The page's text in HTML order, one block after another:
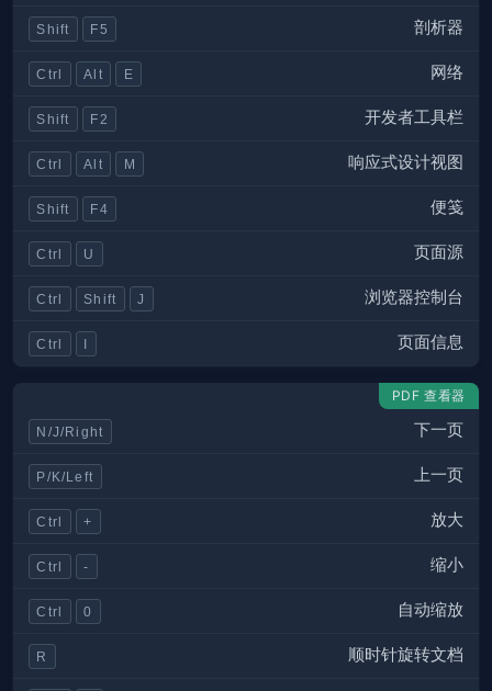
Shift F5 剖析器
Ctrl Alt E 网络
Shift F2 开发者工具栏
Ctrl Alt M 响应式设计视图
Shift F4 便笺
Ctrl U 页面源
Ctrl Shift J 浏览器控制台
Ctrl I 页面信息
PDF 查看器
N/J/Right 下一页
P/K/Left 上一页
Ctrl + 放大
Ctrl - 缩小
Ctrl 0 自动缩放
R 顺时针旋转文档